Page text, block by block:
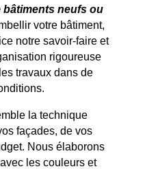
bâtiments neufs ou
votre bâtiment,
notre savoir-faire et
rigoureuse
travaux dans de
la technique
façades, de vos
Nous élaborons
les couleurs et